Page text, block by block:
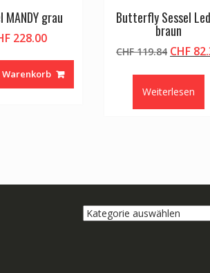
MANDY grau
228.00
Warenkorb
Butterfly Sessel
braun
CHF119.84
CHF
CHF
Weiterlesen
Kategorie